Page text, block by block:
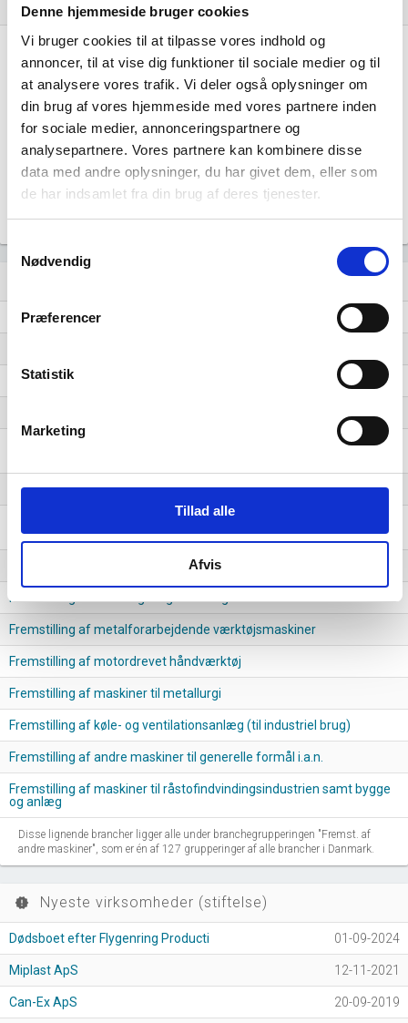
Denne hjemmeside bruger cookies
Vi bruger cookies til at tilpasse vores indhold og
annoncer, til at vise dig funktioner til sociale medier og til
at analysere vores trafik. Vi deler også oplysninger om
din brug af vores hjemmeside med vores partnere inden
for sociale medier, annonceringspartnere og
analysepartnere. Vores partnere kan kombinere disse
data med andre oplysninger, du har givet dem, eller som
de har indsamlet fra din brug af deres tjenester.
Samtykkevalg
Nødvendig
Præferencer
Statistik
Marketing
Tillad alle
Afvis
bar_chart Nye og ophørte virksomheder pr. år
… … … … … … … … … …
2
4
6
Fremstilling af øvrige maskiner til specielle formål i.a.n.
Fremstilling af andre værktøjsmaskiner
Fremstilling af løfte- og håndteringsudstyr
ydre enheder)
Fremstilling af ovne, ildsteder og fyringsaggregater
Fremstilling af landbrugs- og skovbrugsmaskiner
Fremstilling af metalforarbejdende værktøjsmaskiner
Fremstilling af motordrevet håndværktøj
Fremstilling af maskiner til metallurgi
Fremstilling af køle- og ventilationsanlæg (til industriel brug)
Fremstilling af andre maskiner til generelle formål i.a.n.
Fremstilling af maskiner til råstofindvindingsindustrien samt bygge
og anlæg
Disse lignende brancher ligger alle under branchegrupperingen "Fremst. af
andre maskiner", som er én af 127 grupperinger af alle brancher i Danmark.
new_releases Nyeste virksomheder (stiftelse)
Dødsboet efter Flygenring Producti 01-09-2024
Miplast ApS 12-11-2021
Can-Ex ApS 20-09-2019